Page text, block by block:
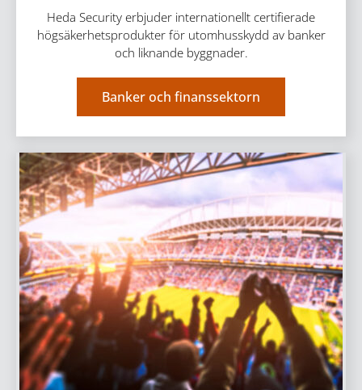
Heda Security erbjuder internationellt certifierade
högsäkerhetsprodukter för utomhusskydd av banker
och liknande byggnader.
Banker och finanssektorn